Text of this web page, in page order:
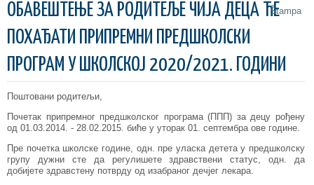
ОБАВЕШТЕЊЕ ЗА РОДИТЕЉЕ ЧИЈА ДЕЦА ЋЕ
ПОХАЂАТИ ПРИПРЕМНИ ПРЕДШКОЛСКИ
ПРОГРАМ У ШКОЛСКОЈ 2020/2021. ГОДИНИ
Štampa
Поштовани родитељи,
Почетак припремног предшколског програма (ППП) за децу рођену
од 01.03.2014. - 28.02.2015. биће у уторак 01. септембрa ове године.
Пре почетка школске године, одн. пре уласка детета у предшколску
групу дужни сте да регулишете здравствени статус, одн. да
добијете здравстену потврду од изабраног дечјег лекара.